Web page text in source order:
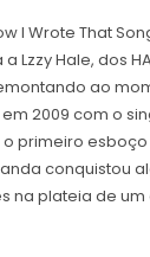
I Wrote That
Lzzy Hale, dos
ao
2009 com o
primeiro
conquistou
na plateia de